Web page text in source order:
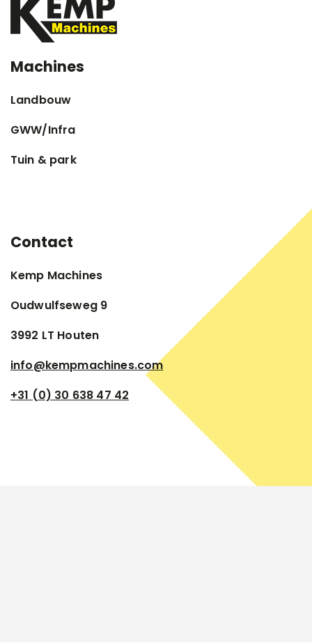
Machines
Landbouw
GWW/Infra
Tuin & park
Contact
Kemp Machines
Oudwulfseweg 9
3992 LT Houten
info@kempmachines.com
+31 (0) 30 638 47 42